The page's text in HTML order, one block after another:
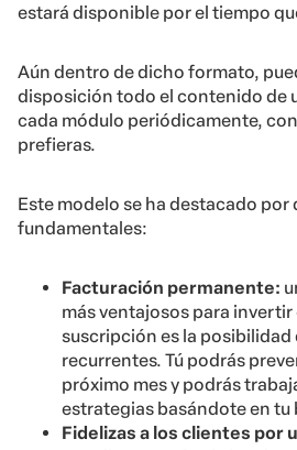
estará disponible por el tiempo
Aún dentro de dicho formato,
disposición todo el contenido de
cada módulo periódicamente,
prefieras.
Este modelo se ha destacado por
fundamentales:
Facturación permanente:
más ventajosos para invertir
suscripción es la
recurrentes. Tú podrás
próximo mes y podrás
estrategias basándote en tu
Fidelizas a los clientes por